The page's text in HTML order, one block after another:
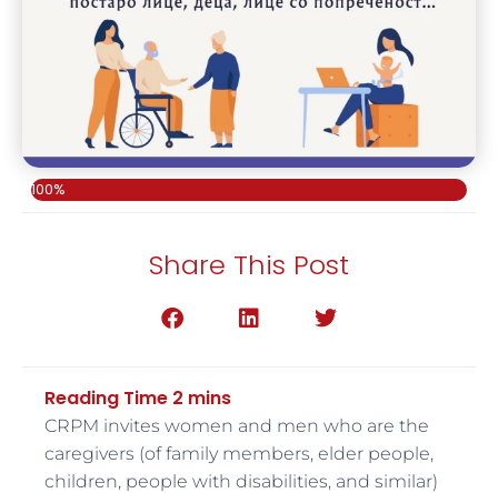
100%
Share This Post
CRPM invites women and men who are the
caregivers (of family members, elder people,
children, people with disabilities, and similar)